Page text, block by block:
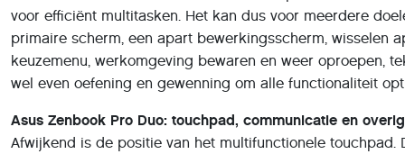
voor efficiënt multitasken. Het kan dus voor meerdere
primaire scherm, een apart bewerkingsscherm, wisselen
keuzemenu, werkomgeving bewaren en weer oproepen,
wel even oefening en gewenning om alle functionaliteit
Asus Zenbook Pro Duo: touchpad, communicatie en overig
Afwijkend is de positie van het multifunctionele touchpad.